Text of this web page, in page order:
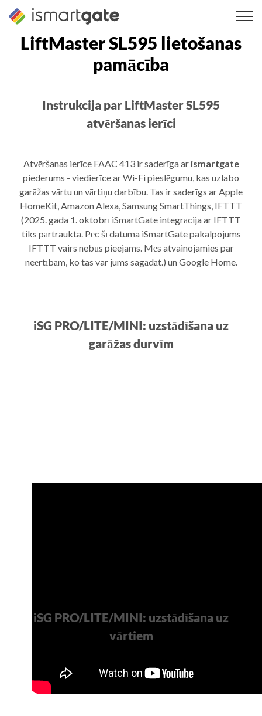
Pāriet
saturuLiftMaster SL595 lietošanas
pamācība
Instrukcija par LiftMaster SL595
atvēršanas ierīci
Atvēršanas ierīce FAAC 413 ir saderīga ar ismartgate
piederums - viedierīce ar Wi-Fi pieslēgumu, kas uzlabo
garāžas vārtu un vārtiņu darbību. Tas ir saderīgs ar Apple
HomeKit, Amazon Alexa, Samsung SmartThings, IFTTT
(2025. gada 1. oktobrī iSmartGate integrācija ar IFTTT
tiks pārtraukta. Pēc šī datuma iSmartGate pakalpojums
IFTTT vairs nebūs pieejams. Mēs atvainojamies par
neērtībām, ko tas var jums sagādāt.) un Google Home.
iSG PRO/LITE/MINI: uzstādīšana uz
garāžas durvīm
iSG PRO/LITE/MINI: uzstādīšana uz
vārtiem